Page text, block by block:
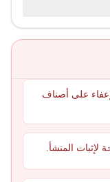
على أصناف
لإثبات المنشأ.